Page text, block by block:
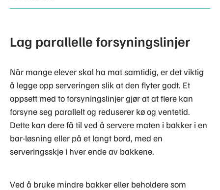
Lag parallelle forsyningslinjer
Når mange elever skal ha mat samtidig, er det viktig
å legge opp serveringen slik at den flyter godt. Et
oppsett med to forsyningslinjer gjør at at flere kan
forsyne seg parallelt og reduserer kø og ventetid.
Dette kan dere få til ved å servere maten i bakker i en
bar-løsning eller på et langt bord, med en
serveringsskje i hver ende av bakkene.
Ved å bruke mindre bakker eller beholdere som